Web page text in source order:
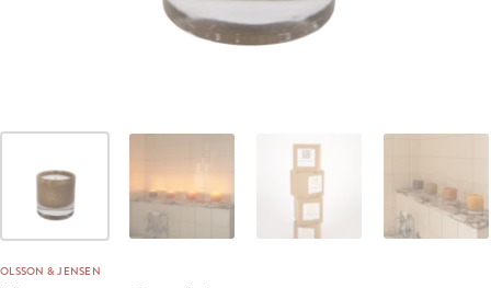
OLSSON & JENSEN